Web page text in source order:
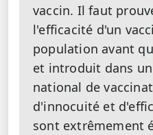
vaccin. Il faut
l'efficacité d'un
population avant
et introduit dans
national de
d'innocuité et
sont extrêmement